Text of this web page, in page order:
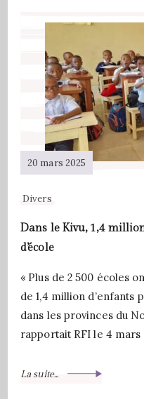
20 mars 2025
Divers
Dans le Kivu, 1,4
d’école
« Plus de 2 500 écoles
de 1,4 million d’enfants
dans les provinces du
rapportait RFI le 4
La suite...